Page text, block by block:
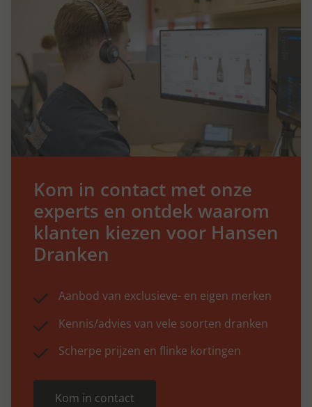
Kom in contact met onze
experts en ontdek waarom
klanten kiezen voor Hansen
Dranken
Aanbod van exclusieve- en eigen merken
Kennis/advies van vele soorten dranken
Scherpe prijzen en flinke kortingen
Kom in contact